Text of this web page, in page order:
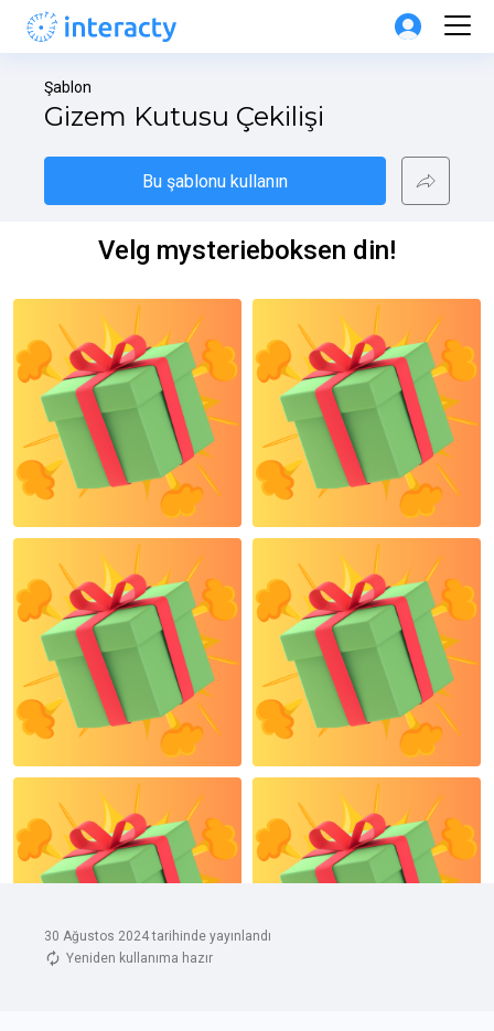
30 Ağustos 2024 tarihinde yayınlandı
Yeniden kullanıma hazır
Şablon
Gizem Kutusu Çekilişi
Bu şablonu kullanın